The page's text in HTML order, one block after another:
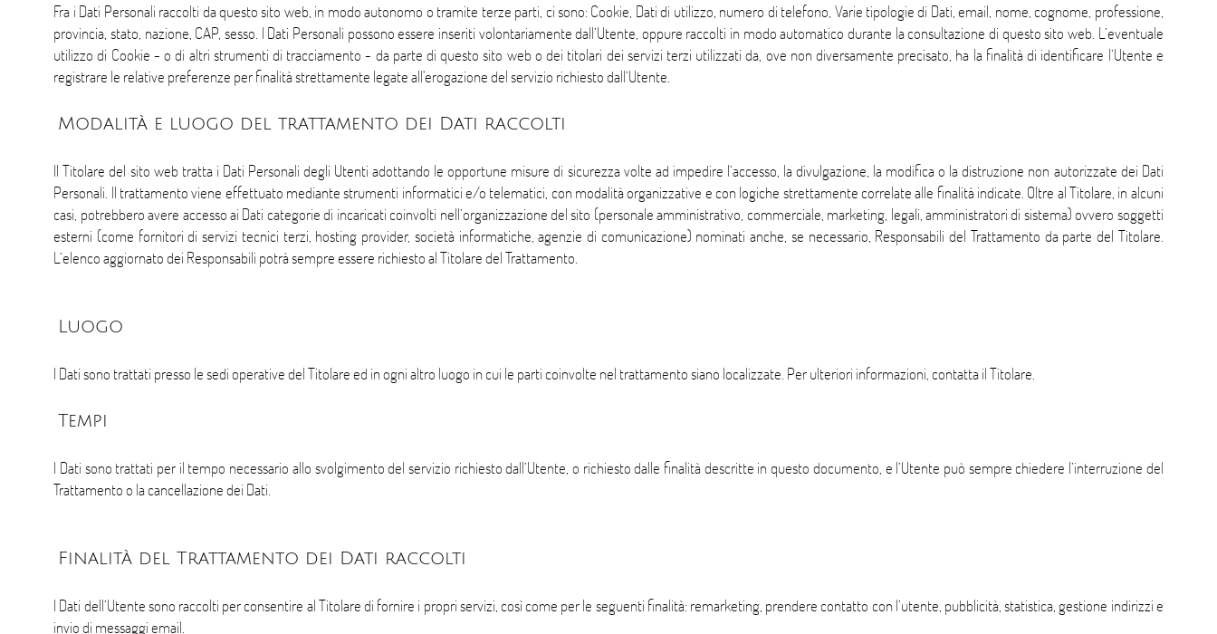
Fra i Dati Personali raccolti da questo sito web, in modo autonomo o tramite terze parti, ci sono: Cookie, Dati di utilizzo, numero di telefono, Varie tipologie di Dati, email, nome, cognome, professione,
provincia, stato, nazione, CAP, sesso. I Dati Personali possono essere inseriti volontariamente dall’Utente, oppure raccolti in modo automatico durante la consultazione di questo sito web. L’eventuale
utilizzo di Cookie - o di altri strumenti di tracciamento - da parte di questo sito web o dei titolari dei servizi terzi utilizzati da, ove non diversamente precisato, ha la finalità di identificare l’Utente e
registrare le relative preferenze per finalità strettamente legate all'erogazione del servizio richiesto dall’Utente.
Modalità e luogo del trattamento dei Dati raccolti
Il Titolare del sito web tratta i Dati Personali degli Utenti adottando le opportune misure di sicurezza volte ad impedire l’accesso, la divulgazione, la modifica o la distruzione non autorizzate dei Dati
Personali. Il trattamento viene effettuato mediante strumenti informatici e/o telematici, con modalità organizzative e con logiche strettamente correlate alle finalità indicate. Oltre al Titolare, in alcuni
casi, potrebbero avere accesso ai Dati categorie di incaricati coinvolti nell’organizzazione del sito (personale amministrativo, commerciale, marketing, legali, amministratori di sistema) ovvero soggetti
esterni (come fornitori di servizi tecnici terzi, hosting provider, società informatiche, agenzie di comunicazione) nominati anche, se necessario, Responsabili del Trattamento da parte del Titolare.
L’elenco aggiornato dei Responsabili potrà sempre essere richiesto al Titolare del Trattamento.
Luogo
I Dati sono trattati presso le sedi operative del Titolare ed in ogni altro luogo in cui le parti coinvolte nel trattamento siano localizzate. Per ulteriori informazioni, contatta il Titolare.
Tempi
I Dati sono trattati per il tempo necessario allo svolgimento del servizio richiesto dall’Utente, o richiesto dalle finalità descritte in questo documento, e l’Utente può sempre chiedere l’interruzione del
Trattamento o la cancellazione dei Dati.
Finalità del Trattamento dei Dati raccolti
I Dati dell’Utente sono raccolti per consentire al Titolare di fornire i propri servizi, così come per le seguenti finalità: remarketing, prendere contatto con l’utente, pubblicità, statistica, gestione indirizzi e
invio di messaggi email.